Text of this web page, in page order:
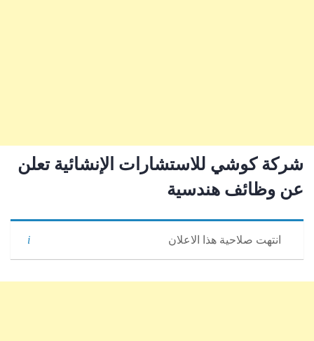
شركة كوشي للاستشارات الإنشائية تعلن
عن وظائف هندسية
انتهت صلاحية هذا الاعلان